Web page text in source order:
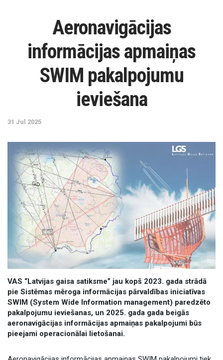
Aeronavigācijas
informācijas apmaiņas
SWIM pakalpojumu
ieviešana
31 Jul 2025
VAS “Latvijas gaisa satiksme” jau kopš 2023. gada strādā
pie Sistēmas mēroga informācijas pārvaldības iniciatīvas
SWIM (System Wide Information management) paredzēto
pakalpojumu ieviešanas, un 2025. gada gada beigās
aeronavigācijas informācijas apmaiņas pakalpojumi būs
pieejami operacionālai lietošanai.